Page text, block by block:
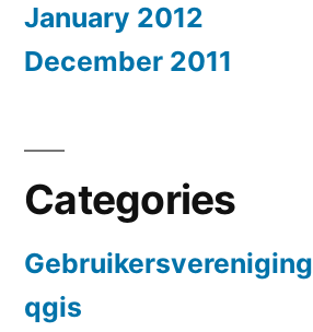
January 2012
December 2011
Categories
Gebruikersvereniging
qgis